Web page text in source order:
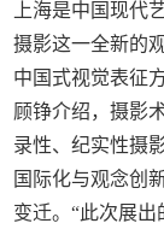
上海是中国现代
摄影这一全新的
中国式视觉表征
顾铮介绍，摄影
录性、纪实性摄
国际化与观念创
变迁。“此次展